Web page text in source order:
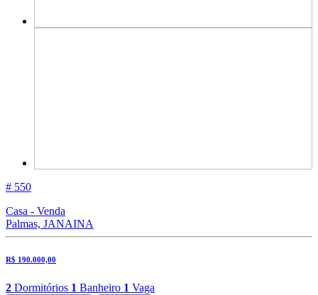
# 550
Casa - Venda
Palmas, JANAINA
R$ 190.000,00
2 Dormitórios 1 Banheiro 1 Vaga